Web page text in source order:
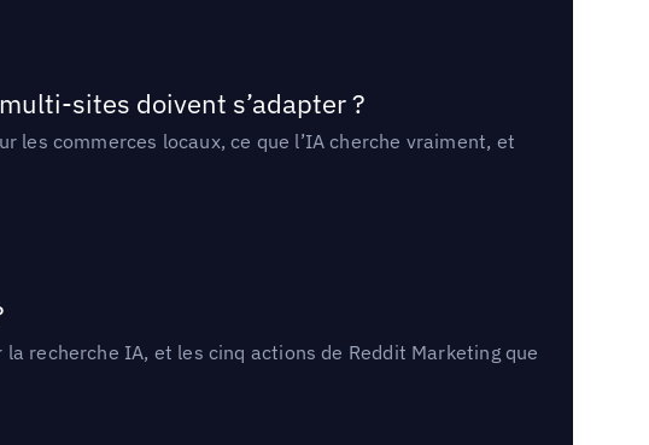
sites doivent s’adapter ?
les commerces locaux, ce que l’IA cherche vraiment, et
recherche IA, et les cinq actions de Reddit Marketing que